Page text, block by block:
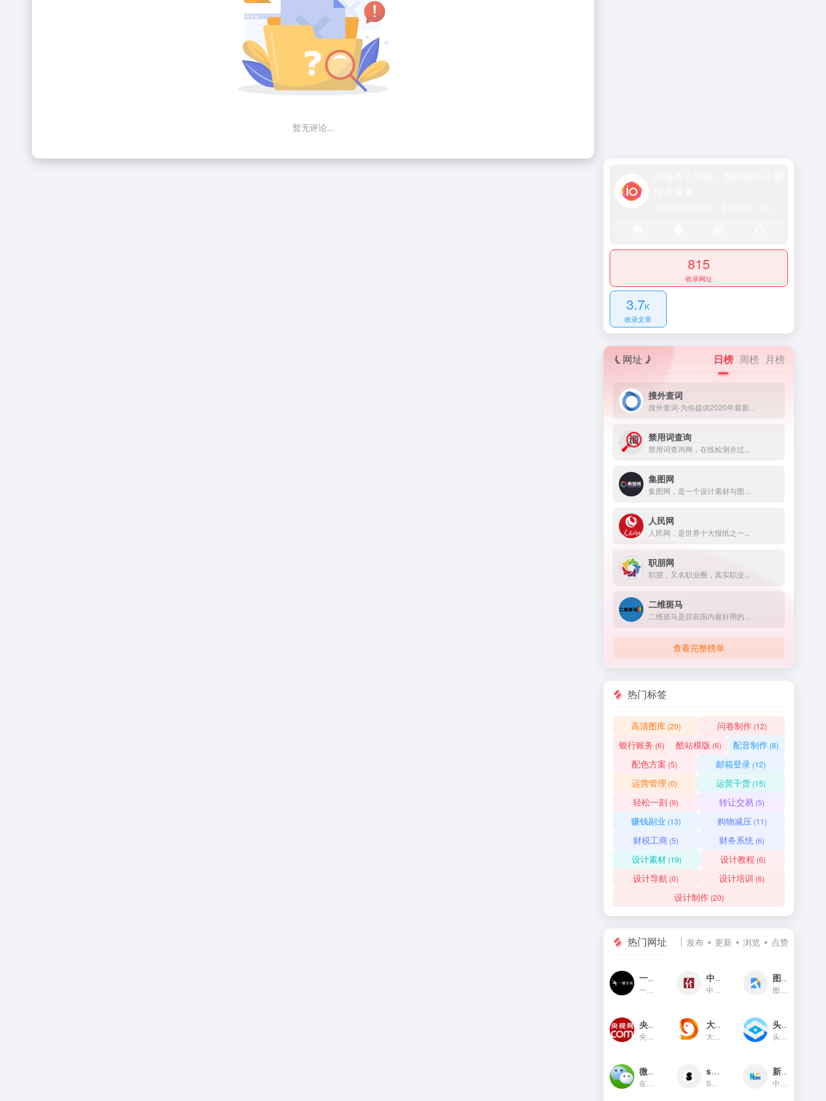
暂无评论...
815
收录网址
3.7K
收录文章
网址 日榜 周榜 月榜
搜外查词
搜外查词-为你提供2020年最新...
禁用词查询
禁用词查询网，在线检测并过...
集图网
集图网，是一个设计素材与图...
人民网
人民网，是世界十大报纸之一...
职朋网
职朋，又名职业圈，真实职业...
二维斑马
二维斑马是目前国内最好用的...
查看完整榜单
热门标签
高清图库(20) 问卷制作(12)
银行账务 (6) 酷站模版 (6) 配音制作 (8)
配色方案 (5) 邮箱登录(12)
运营管理 (0) 运营干货(15)
轻松一刻 (9) 转让交易 (5)
赚钱副业 (13) 购物减压(11)
财税工商 (5) 财务系统 (6)
设计素材 (19) 设计教程 (6)
设计导航 (0) 设计培训 (6)
设计制作(20)
热门网址 发布 更新 浏览 点赞
一键生成 中国经济网 图贴士
央视网新闻频道(cctv.com) 大鱼号官网 头条指数
微信对话生成器 soogif动图
SOOGIF提供搞笑、表情、美女...
新华网